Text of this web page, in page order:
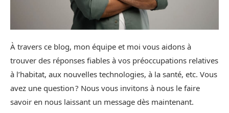
À travers ce blog, mon équipe et moi vous aidons à
trouver des réponses fiables à vos préoccupations relatives
à l’habitat, aux nouvelles technologies, à la santé, etc. Vous
avez une question ? Nous vous invitons à nous le faire
savoir en nous laissant un message dès maintenant.